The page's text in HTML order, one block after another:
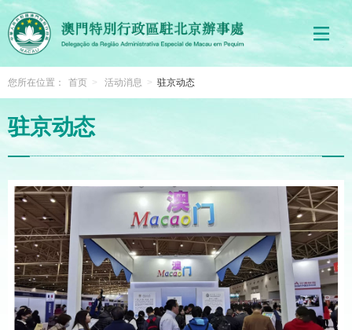
您所在位置： 首页 > 活动消息 > 驻京动态
驻京动态